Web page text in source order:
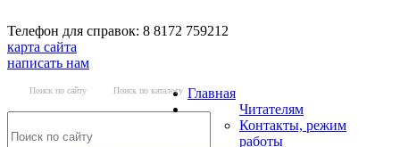
Телефон для справок: 8 8172 759212
карта сайта
написать нам
Поиск по сайту Поиск по каталогу Главная
Читателям
Контакты, режим
работы